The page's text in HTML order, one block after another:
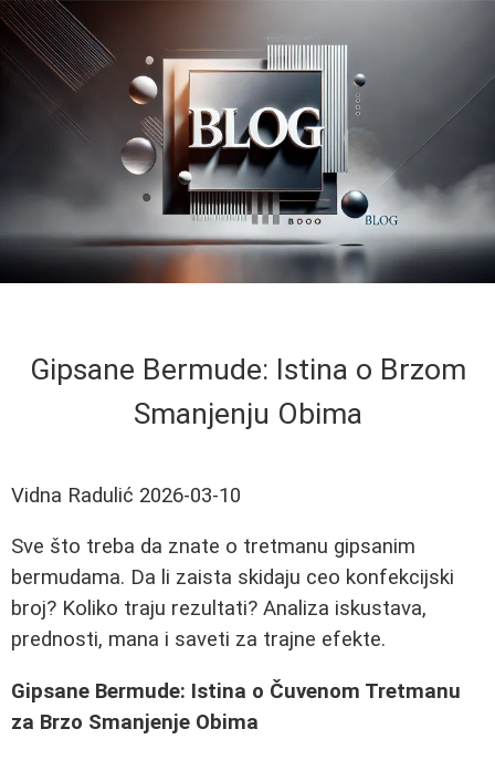
Gipsane Bermude: Istina o Brzom
Smanjenju Obima
Vidna Radulić 2026-03-10
Sve što treba da znate o tretmanu gipsanim
bermudama. Da li zaista skidaju ceo konfekcijski
broj? Koliko traju rezultati? Analiza iskustava,
prednosti, mana i saveti za trajne efekte.
Gipsane Bermude: Istina o Čuvenom Tretmanu
za Brzo Smanjenje Obima